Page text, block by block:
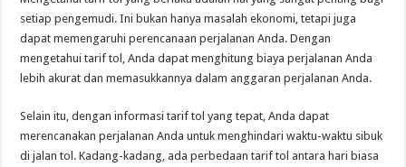
setiap pengemudi. Ini bukan hanya masalah ekonomi, tetapi juga
dapat memengaruhi perencanaan perjalanan Anda. Dengan
mengetahui tarif tol, Anda dapat menghitung biaya perjalanan Anda
lebih akurat dan memasukkannya dalam anggaran perjalanan Anda.
Selain itu, dengan informasi tarif tol yang tepat, Anda dapat
merencanakan perjalanan Anda untuk menghindari waktu-waktu sibuk
di jalan tol. Kadang-kadang, ada perbedaan tarif tol antara hari biasa